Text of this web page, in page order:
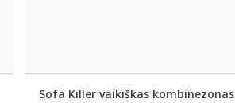
Sofa Killer vaikiškas kombinezonas